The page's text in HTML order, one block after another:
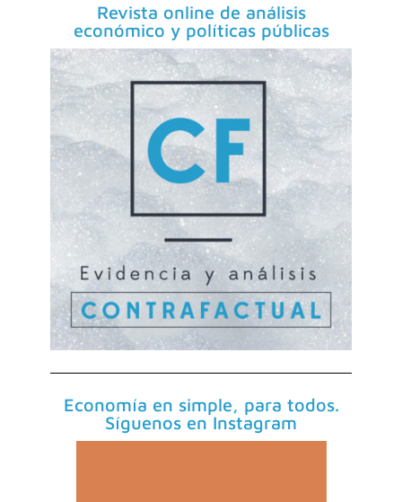
Revista online de análisis
económico y políticas públicas
Economía en simple, para todos.
Síguenos en Instagram